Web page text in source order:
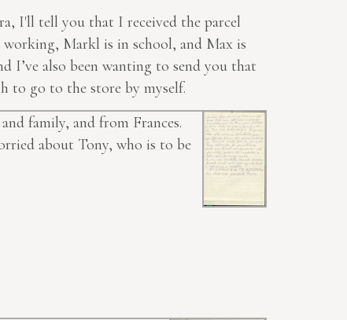
I'll tell you that I received the parcel
Markl is in school, and Max is
I’ve also been wanting to send you that
to go to the store by myself.
family, and from Frances.
about Tony, who is to be